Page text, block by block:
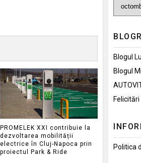
PROMELEK XXI contribuie la
dezvoltarea mobilității
electrice în Cluj-Napoca prin
proiectul Park & Ride
Blogul
Blogul
Felicitări
Politica